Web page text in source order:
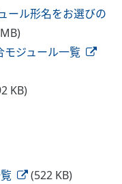
ール形名をお選びの
モジュール一覧
KB)
(522 KB)